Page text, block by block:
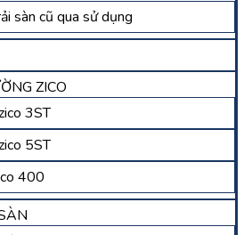
sàn cũ qua sử dụng
ZICO
3ST
5ST
400